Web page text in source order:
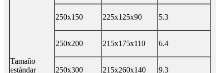
Tamaño
estándar
250x150 225x125x90 5.3
250x200 215x175x110 6.4
250x300 215x260x140 9.3